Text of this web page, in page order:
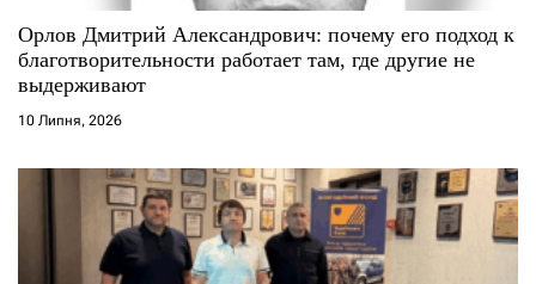
Орлов Дмитрий Александрович: почему его подход к
благотворительности работает там, где другие не
выдерживают
10 Липня, 2026